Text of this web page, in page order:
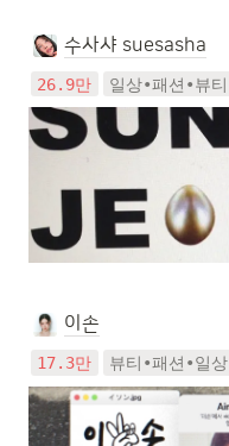
수사샤 suesasha
26.9만 일상•패션•뷰티
이손
17.3만 뷰티•패션•일상